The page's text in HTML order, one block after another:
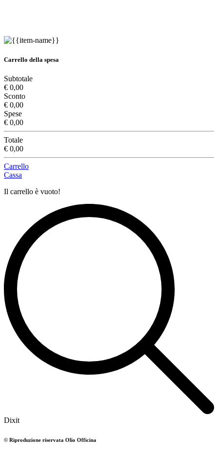
Carrello della spesa
Subtotale
€ 0,00
Sconto
€ 0,00
Spese
€ 0,00
Totale
€ 0,00
Carrello
Cassa
Il carrello è vuoto!
Dixit
© Riproduzione riservata Olio Officina